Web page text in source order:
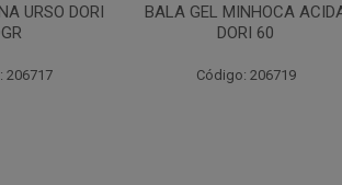
ACIDA
60
206719
GELATINA MINHOCA DORI
12X13G
Código: 255689